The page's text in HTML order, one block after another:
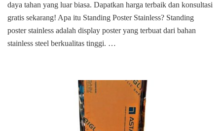
jakarta
utara
daya tahan yang luar biasa. Dapatkan harga terbaik dan konsultasi
gratis sekarang! Apa itu Standing Poster Stainless? Standing
poster stainless adalah display poster yang terbuat dari bahan
stainless steel berkualitas tinggi. …